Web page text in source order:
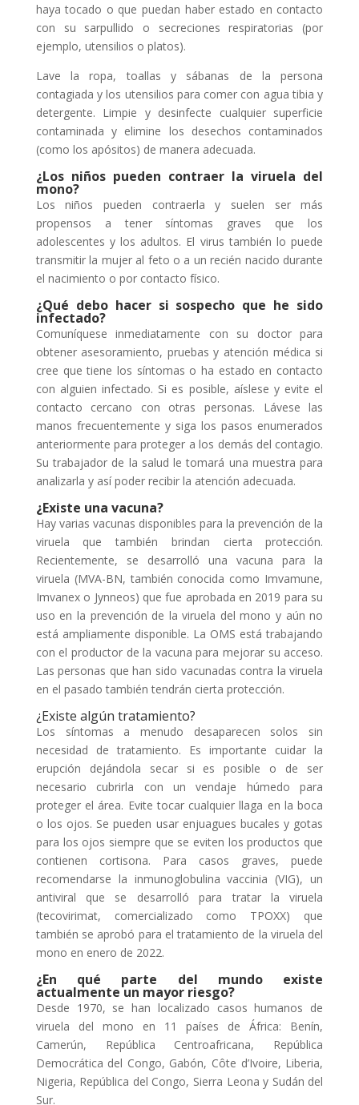
haya tocado o que puedan haber estado en contacto
con su sarpullido o secreciones respiratorias (por
ejemplo, utensilios o platos).
Lave la ropa, toallas y sábanas de la persona
contagiada y los utensilios para comer con agua tibia y
detergente. Limpie y desinfecte cualquier superficie
contaminada y elimine los desechos contaminados
(como los apósitos) de manera adecuada.
¿Los niños pueden contraer la viruela del
mono?
Los niños pueden contraerla y suelen ser más
propensos a tener síntomas graves que los
adolescentes y los adultos. El virus también lo puede
transmitir la mujer al feto o a un recién nacido durante
el nacimiento o por contacto físico.
¿Qué debo hacer si sospecho que he sido
infectado?
Comuníquese inmediatamente con su doctor para
obtener asesoramiento, pruebas y atención médica si
cree que tiene los síntomas o ha estado en contacto
con alguien infectado. Si es posible, aíslese y evite el
contacto cercano con otras personas. Lávese las
manos frecuentemente y siga los pasos enumerados
anteriormente para proteger a los demás del contagio.
Su trabajador de la salud le tomará una muestra para
analizarla y así poder recibir la atención adecuada.
¿Existe una vacuna?
Hay varias vacunas disponibles para la prevención de la
viruela que también brindan cierta protección.
Recientemente, se desarrolló una vacuna para la
viruela (MVA-BN, también conocida como Imvamune,
Imvanex o Jynneos) que fue aprobada en 2019 para su
uso en la prevención de la viruela del mono y aún no
está ampliamente disponible. La OMS está trabajando
con el productor de la vacuna para mejorar su acceso.
Las personas que han sido vacunadas contra la viruela
en el pasado también tendrán cierta protección.
¿Existe algún tratamiento?
Los síntomas a menudo desaparecen solos sin
necesidad de tratamiento. Es importante cuidar la
erupción dejándola secar si es posible o de ser
necesario cubrirla con un vendaje húmedo para
proteger el área. Evite tocar cualquier llaga en la boca
o los ojos. Se pueden usar enjuagues bucales y gotas
para los ojos siempre que se eviten los productos que
contienen cortisona. Para casos graves, puede
recomendarse la inmunoglobulina vaccinia (VIG), un
antiviral que se desarrolló para tratar la viruela
(tecovirimat, comercializado como TPOXX) que
también se aprobó para el tratamiento de la viruela del
mono en enero de 2022.
¿En qué parte del mundo existe
actualmente un mayor riesgo?
Desde 1970, se han localizado casos humanos de
viruela del mono en 11 países de África: Benín,
Camerún, República Centroafricana, República
Democrática del Congo, Gabón, Côte d’Ivoire, Liberia,
Nigeria, República del Congo, Sierra Leona y Sudán del
Sur.